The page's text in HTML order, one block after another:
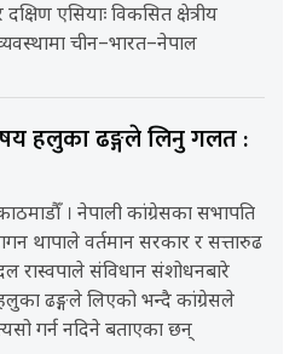
दक्षिण एसियाः विकसित क्षेत्रीय
चीन–भारत–नेपाल
हलुका ढङ्गले लिनु गलत :
। नेपाली कांग्रेसका सभापति
थापाले वर्तमान सरकार र सत्तारुढ
रास्वपाले संविधान संशोधनबारे
ढङ्गले लिएको भन्दै कांग्रेसले
गर्न नदिने बताएका छन्